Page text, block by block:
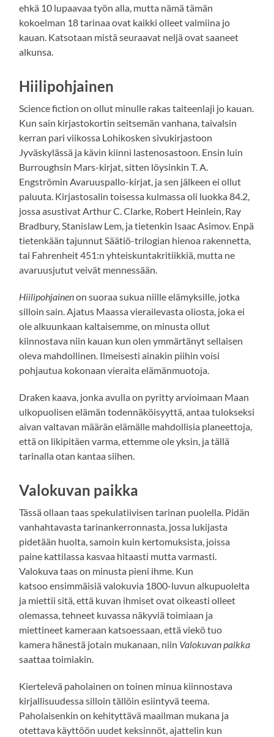
ehkä 10 lupaavaa työn alla, mutta nämä tämän
kokoelman 18 tarinaa ovat kaikki olleet valmiina jo
kauan. Katsotaan mistä seuraavat neljä ovat saaneet
alkunsa.
Hiilipohjainen
Science fiction on ollut minulle rakas taiteenlaji jo kauan.
Kun sain kirjastokortin seitsemän vanhana, taivalsin
kerran pari viikossa Lohikosken sivukirjastoon
Jyväskylässä ja kävin kiinni lastenosastoon. Ensin luin
Burroughsin Mars-kirjat, sitten löysinkin T. A.
Engströmin Avaruuspallo-kirjat, ja sen jälkeen ei ollut
paluuta. Kirjastosalin toisessa kulmassa oli luokka 84.2,
jossa asustivat Arthur C. Clarke, Robert Heinlein, Ray
Bradbury, Stanislaw Lem, ja tietenkin Isaac Asimov. Enpä
tietenkään tajunnut Säätiö-trilogian hienoa rakennetta,
tai Fahrenheit 451:n yhteiskuntakritiikkiä, mutta ne
avaruusjutut veivät mennessään.
Hiilipohjainenon suoraa sukua niille elämyksille, jotka
silloin sain. Ajatus Maassa vierailevasta oliosta, joka ei
ole alkuunkaan kaltaisemme, on minusta ollut
kiinnostava niin kauan kun olen ymmärtänyt sellaisen
oleva mahdollinen. Ilmeisesti ainakin piihin voisi
pohjautua kokonaan vieraita elämänmuotoja.
Draken kaava, jonka avulla on pyritty arvioimaan Maan
ulkopuolisen elämän todennäköisyyttä, antaa tulokseksi
aivan valtavan määrän elämälle mahdollisia planeettoja,
että on likipitäen varma, ettemme ole yksin, ja tällä
tarinalla otan kantaa siihen.
Valokuvan paikka
Tässä ollaan taas spekulatiivisen tarinan puolella. Pidän
vanhahtavasta tarinankerronnasta, jossa lukijasta
pidetään huolta, samoin kuin kertomuksista, joissa
paine kattilassa kasvaa hitaasti mutta varmasti.
Valokuva taas on minusta pieni ihme. Kun
katsoo ensimmäisiä valokuvia 1800-luvun alkupuolelta
ja miettii sitä, että kuvan ihmiset ovat oikeasti olleet
olemassa, tehneet kuvassa näkyviä toimiaan ja
miettineet kameraan katsoessaan, että viekö tuo
kamera hänestä jotain mukanaan, niin Valokuvan paikka
saattaa toimiakin.
Kiertelevä paholainen on toinen minua kiinnostava
kirjallisuudessa silloin tällöin esiintyvä teema.
Paholaisenkin on kehityttävä maailman mukana ja
otettava käyttöön uudet keksinnöt, ajattelin kun